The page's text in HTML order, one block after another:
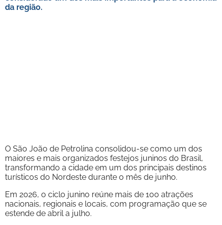
da região.
O São João de Petrolina consolidou-se como um dos
maiores e mais organizados festejos juninos do Brasil,
transformando a cidade em um dos principais destinos
turísticos do Nordeste durante o mês de junho.
Em 2026, o ciclo junino reúne mais de 100 atrações
nacionais, regionais e locais, com programação que se
estende de abril a julho.